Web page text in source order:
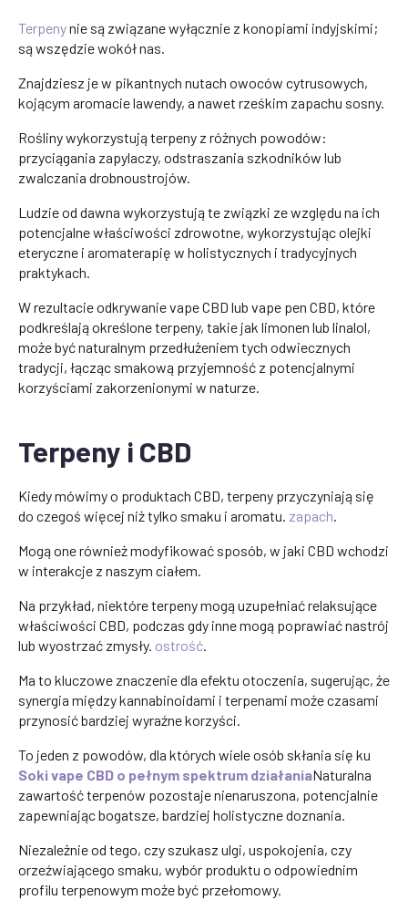
Terpenynie są związane wyłącznie z konopiami indyjskimi;
są wszędzie wokół nas.
Znajdziesz je w pikantnych nutach owoców cytrusowych,
kojącym aromacie lawendy, a nawet rześkim zapachu sosny.
Rośliny wykorzystują terpeny z różnych powodów:
przyciągania zapylaczy, odstraszania szkodników lub
zwalczania drobnoustrojów.
Ludzie od dawna wykorzystują te związki ze względu na ich
potencjalne właściwości zdrowotne, wykorzystując olejki
eteryczne i aromaterapię w holistycznych i tradycyjnych
praktykach.
W rezultacie odkrywanie vape CBD lub vape pen CBD, które
podkreślają określone terpeny, takie jak limonen lub linalol,
może być naturalnym przedłużeniem tych odwiecznych
tradycji, łącząc smakową przyjemność z potencjalnymi
korzyściami zakorzenionymi w naturze.
Terpeny i CBD
Kiedy mówimy o produktach CBD, terpeny przyczyniają się
do czegoś więcej niż tylko smaku i aromatu. zapach.
Mogą one również modyfikować sposób, w jaki CBD wchodzi
w interakcje z naszym ciałem.
Na przykład, niektóre terpeny mogą uzupełniać relaksujące
właściwości CBD, podczas gdy inne mogą poprawiać nastrój
lub wyostrzać zmysły. ostrość.
Ma to kluczowe znaczenie dla efektu otoczenia, sugerując, że
synergia między kannabinoidami i terpenami może czasami
przynosić bardziej wyraźne korzyści.
To jeden z powodów, dla których wiele osób skłania się ku
Soki vape CBD o pełnym spektrum działaniaNaturalna
zawartość terpenów pozostaje nienaruszona, potencjalnie
zapewniając bogatsze, bardziej holistyczne doznania.
Niezależnie od tego, czy szukasz ulgi, uspokojenia, czy
orzeźwiającego smaku, wybór produktu o odpowiednim
profilu terpenowym może być przełomowy.